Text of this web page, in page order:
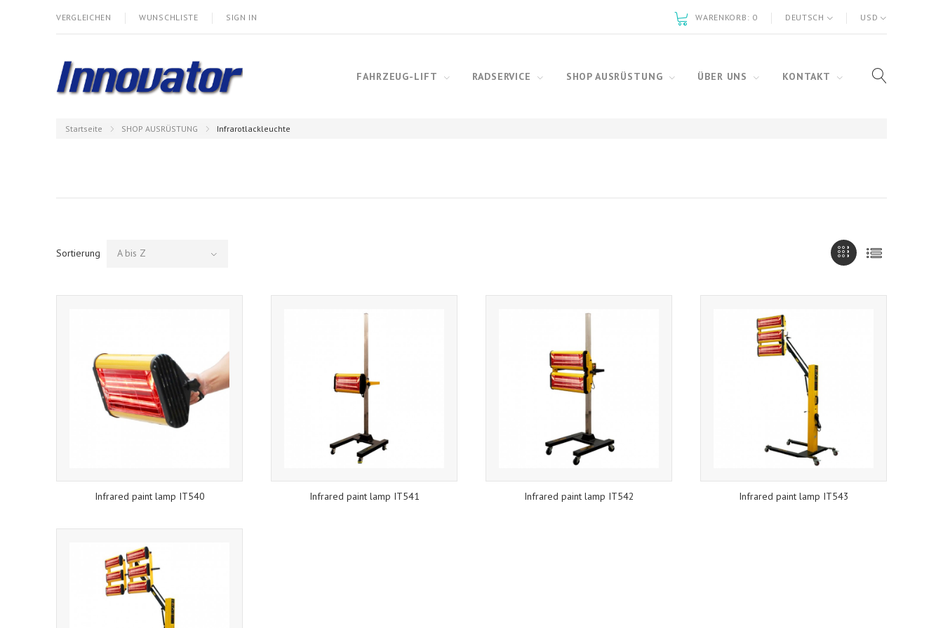
VERGLEICHEN WUNSCHLISTE SIGN IN WARENKORB: 0 DEUTSCH USD
FAHRZEUG-LIFT RADSERVICE SHOP AUSRÜSTUNG ÜBER UNS KONTAKT
Startseite SHOP AUSRÜSTUNG Infrarotlackleuchte
Sortierung A bis Z
Infrared paint lamp IT540 Infrared paint lamp IT541 Infrared paint lamp IT542 Infrared paint lamp IT543